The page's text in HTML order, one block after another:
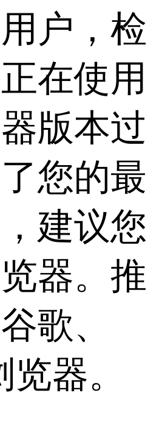
户，检
在使用
版本过
您的最
建议您
器。推
歌、
器。